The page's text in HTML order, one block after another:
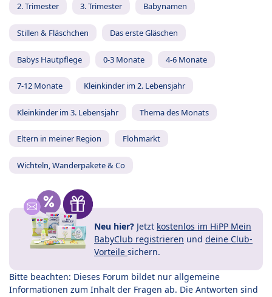
2. Trimester 3. Trimester Babynamen
Stillen & Fläschchen Das erste Gläschen
Babys Hautpflege 0-3 Monate 4-6 Monate
7-12 Monate Kleinkinder im 2. Lebensjahr
Kleinkinder im 3. Lebensjahr Thema des Monats
Eltern in meiner Region Flohmarkt
Wichteln, Wanderpakete & Co
Neu hier? Jetzt kostenlos im HiPP Mein
BabyClub registrieren und deine Club-
Vorteile sichern.
Bitte beachten: Dieses Forum bildet nur allgemeine
Informationen zum Inhalt der Fragen ab. Die Antworten sind